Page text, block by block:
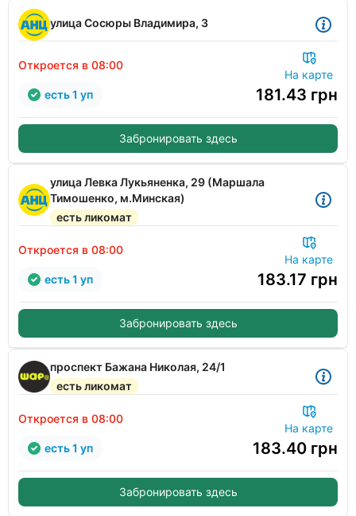
улица Сосюры Владимира, 3
Откроется в 08:00
На карте
181.43 грн
есть 1 уп
Забронировать здесь
улица Левка Лукьяненка, 29 (Маршала
Тимошенко, м.Минская)
есть ликомат
Откроется в 08:00
На карте
183.17 грн
есть 1 уп
Забронировать здесь
проспект Бажана Николая, 24/1
есть ликомат
Откроется в 08:00
На карте
183.40 грн
есть 1 уп
Забронировать здесь